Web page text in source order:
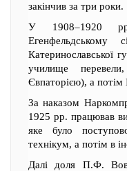
закінчив за три роки.
У 1908–1920
Егенфельдському
Катеринославської
училище
Євпаторією), а потім
За наказом
1925 рр. працював
яке було
технікум, а потім в
Далі доля П.Ф.